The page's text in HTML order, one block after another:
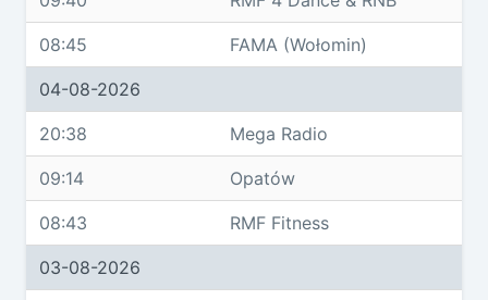
08:45 FAMA (Wołomin)
04-08-2026
20:38 Mega Radio
09:14 Opatów
08:43 RMF Fitness
03-08-2026